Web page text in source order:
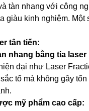
tàn nhang với công
giàu kinh nghiệm.
tân tiến:
nhang bằng tia laser
đại như Laser
tố mà không gây
mỹ phẩm cao cấp: